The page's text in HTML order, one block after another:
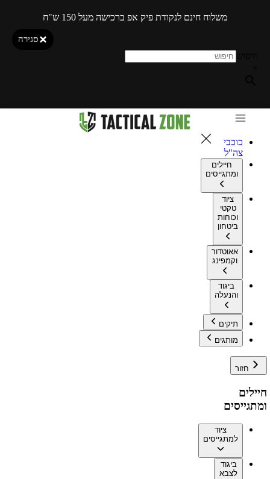
משלוח חינם לנקודת פיק אפ ברכישה מעל 150 ש"ח
סגירה
כוכבי
צה"ל
חיילים
ומתגייסים
ציוד
טקטי
וכוחות
ביטחון
אאוטדור
וקמפינג
ביגוד
והנעלה
תיקים
מותגים
חזור
חיילים
ומתגייסים
ציוד
למתגייסים
ביגוד
לצבא